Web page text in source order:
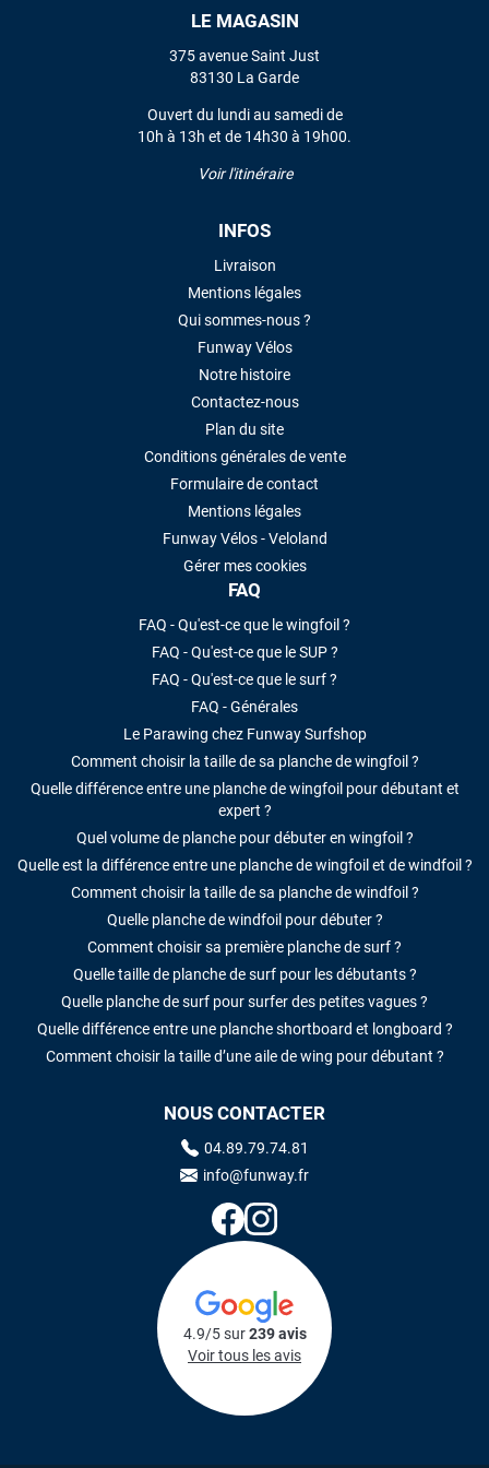
LE MAGASIN
375 avenue Saint Just
83130 La Garde
Ouvert du lundi au samedi de
10h à 13h et de 14h30 à 19h00.
Voir l'itinéraire
INFOS
Livraison
Mentions légales
Qui sommes-nous ?
Funway Vélos
Notre histoire
Contactez-nous
Plan du site
Conditions générales de vente
Formulaire de contact
Mentions légales
Funway Vélos - Veloland
Gérer mes cookies
FAQ
FAQ - Qu'est-ce que le wingfoil ?
FAQ - Qu'est-ce que le SUP ?
FAQ - Qu'est-ce que le surf ?
FAQ - Générales
Le Parawing chez Funway Surfshop
Comment choisir la taille de sa planche de wingfoil ?
Quelle différence entre une planche de wingfoil pour débutant et
expert ?
Quel volume de planche pour débuter en wingfoil ?
Quelle est la différence entre une planche de wingfoil et de windfoil ?
Comment choisir la taille de sa planche de windfoil ?
Quelle planche de windfoil pour débuter ?
Comment choisir sa première planche de surf ?
Quelle taille de planche de surf pour les débutants ?
Quelle planche de surf pour surfer des petites vagues ?
Quelle différence entre une planche shortboard et longboard ?
Comment choisir la taille d’une aile de wing pour débutant ?
NOUS CONTACTER
04.89.79.74.81
info@funway.fr
4.9/5 sur239 avis
Voir tous les avis
VOIR TOUS LES AVIS